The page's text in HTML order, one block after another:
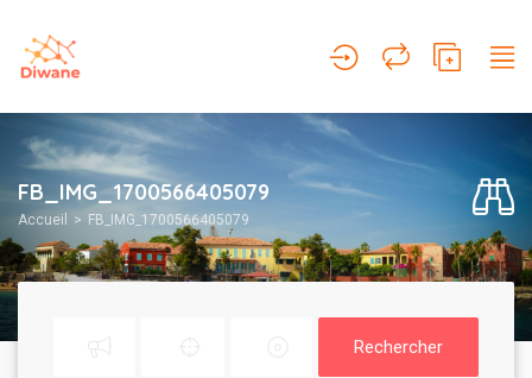
FB_IMG_1700566405079
Accueil FB_IMG_1700566405079
Rechercher